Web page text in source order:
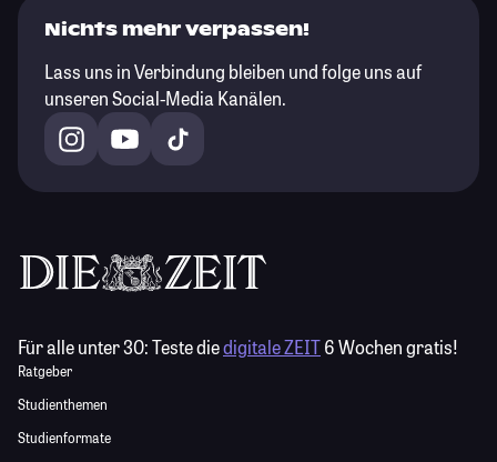
Nichts mehr verpassen!
Lass uns in Verbindung bleiben und folge uns auf
unseren Social-Media Kanälen.
Für alle unter 30:Teste diedigitale ZEIT6 Wochen gratis!
Ratgeber
Studienthemen
Studienformate